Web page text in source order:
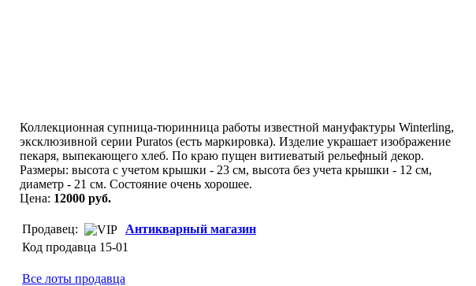
Коллекционная супница-тюринница работы известной мануфактуры Winterling,
эксклюзивной серии Puratos (есть маркировка). Изделие украшает изображение
пекаря, выпекающего хлеб. По краю пущен витиеватый рельефный декор.
Размеры: высота с учетом крышки - 23 см, высота без учета крышки - 12 см,
диаметр - 21 см. Состояние очень хорошее.
Цена: 12000 руб.
Продавец:
Антикварный магазин
Код продавца 15-01
Все лоты продавца